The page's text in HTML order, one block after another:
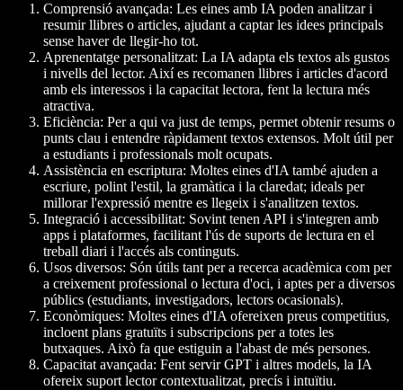
Comprensió avançada: Les eines amb IA poden analitzar i
resumir llibres o articles, ajudant a captar les idees principals
sense haver de llegir-ho tot.
Aprenentatge personalitzat: La IA adapta els textos als gustos
i nivells del lector. Així es recomanen llibres i articles d'acord
amb els interessos i la capacitat lectora, fent la lectura més
atractiva.
Eficiència: Per a qui va just de temps, permet obtenir resums o
punts clau i entendre ràpidament textos extensos. Molt útil per
a estudiants i professionals molt ocupats.
Assistència en escriptura: Moltes eines d'IA també ajuden a
escriure, polint l'estil, la gramàtica i la claredat; ideals per
millorar l'expressió mentre es llegeix i s'analitzen textos.
Integració i accessibilitat: Sovint tenen API i s'integren amb
apps i plataformes, facilitant l'ús de suports de lectura en el
treball diari i l'accés als continguts.
Usos diversos: Són útils tant per a recerca acadèmica com per
a creixement professional o lectura d'oci, i aptes per a diversos
públics (estudiants, investigadors, lectors ocasionals).
Econòmiques: Moltes eines d'IA ofereixen preus competitius,
incloent plans gratuïts i subscripcions per a totes les
butxaques. Això fa que estiguin a l'abast de més persones.
Capacitat avançada: Fent servir GPT i altres models, la IA
ofereix suport lector contextualitzat, precís i intuïtiu.